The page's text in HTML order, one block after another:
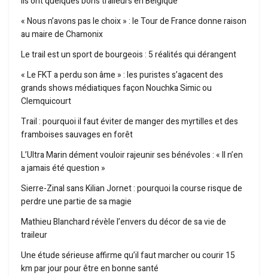
« Nous n’avons pas le choix » : le Tour de France donne raison
au maire de Chamonix
Le trail est un sport de bourgeois : 5 réalités qui dérangent
« Le FKT a perdu son âme » : les puristes s’agacent des
grands shows médiatiques façon Nouchka Simic ou
Clemquicourt
Trail : pourquoi il faut éviter de manger des myrtilles et des
framboises sauvages en forêt
L’Ultra Marin dément vouloir rajeunir ses bénévoles : « Il n’en
a jamais été question »
Sierre-Zinal sans Kilian Jornet : pourquoi la course risque de
perdre une partie de sa magie
Mathieu Blanchard révèle l’envers du décor de sa vie de
traileur
Une étude sérieuse affirme qu’il faut marcher ou courir 15
km par jour pour être en bonne santé